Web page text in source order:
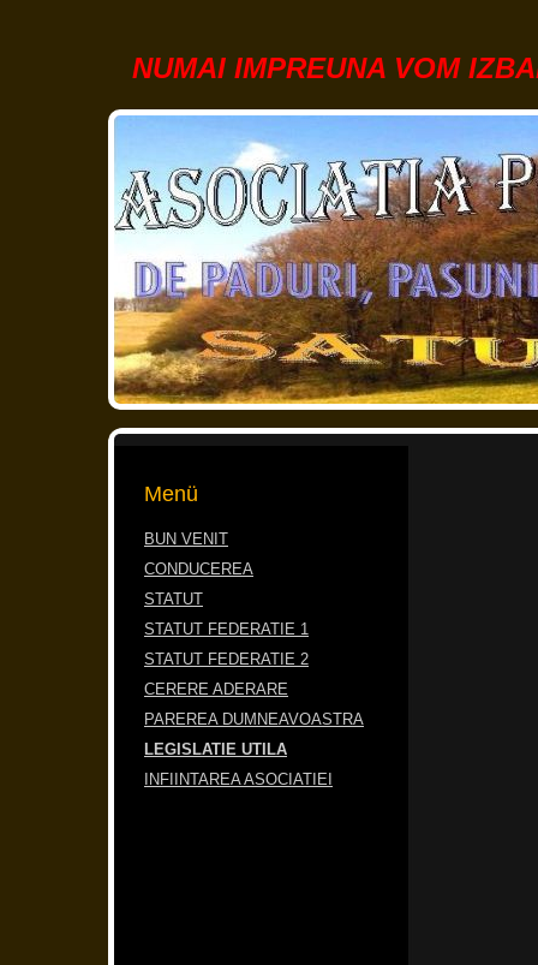
NUMAI IMPREUNA VOM
Menü
BUN VENIT
CONDUCEREA
STATUT
STATUT FEDERATIE 1
STATUT FEDERATIE 2
CERERE ADERARE
PAREREA DUMNEAVOASTRA
LEGISLATIE UTILA
INFIINTAREA ASOCIATIEI